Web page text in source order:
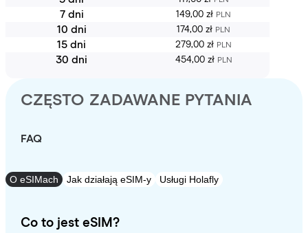
7 dni 149,00 zł PLN
10 dni 174,00 zł PLN
15 dni 279,00 zł PLN
30 dni 454,00 zł PLN
CZĘSTO ZADAWANE PYTANIA
FAQ
O eSIMach Jak działają eSIM-y Usługi Holafly
Co to jest eSIM?